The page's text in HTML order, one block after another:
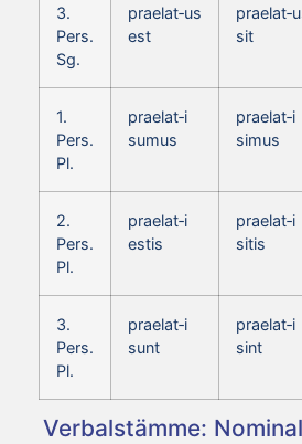
3.
Pers.
Sg.
praelat‑us
est
sit
1.
Pers.
Pl.
praelat‑i
sumus
praelat‑i
simus
2.
Pers.
Pl.
praelat‑i
estis
praelat‑i
sitis
3.
Pers.
Pl.
praelat‑i
sunt
praelat‑i
sint
Verbalstämme: